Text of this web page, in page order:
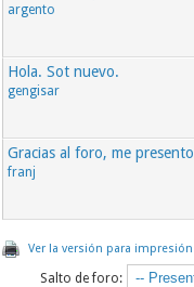
argento
Hola. Sot nuevo.
gengisar
Gracias al foro, me presento
franj
Ver la versión para impresión
Salto de foro: